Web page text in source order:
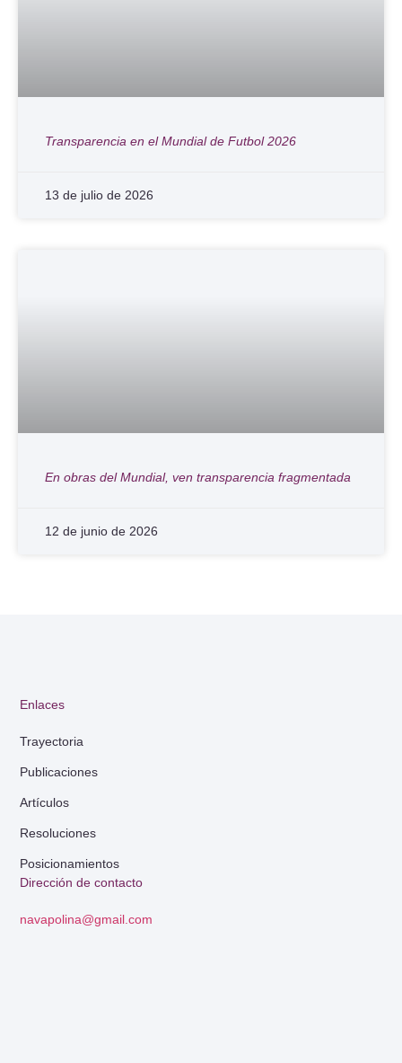
Transparencia en el Mundial de Futbol 2026
13 de julio de 2026
En obras del Mundial, ven transparencia fragmentada
12 de junio de 2026
Dirección de contacto
navapolina@gmail.com
Enlaces
Trayectoria
Publicaciones
Artículos
Resoluciones
Posicionamientos